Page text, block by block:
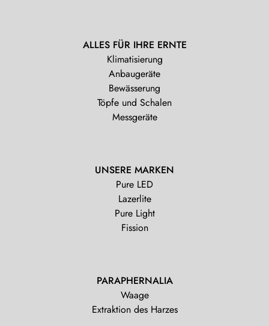
ALLES FÜR IHRE ERNTE
Klimatisierung
Anbaugeräte
Bewässerung
Töpfe und Schalen
Messgeräte
UNSERE MARKEN
Pure LED
Lazerlite
Pure Light
Fission
PARAPHERNALIA
Waage
Extraktion des Harzes